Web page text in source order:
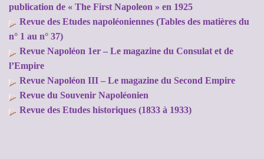
publication de « The First Napoleon » en 1925
Revue des Etudes napoléoniennes (Tables des matières du
n° 1 au n° 37)
Revue Napoléon 1er – Le magazine du Consulat et de
l’Empire
Revue Napoléon III – Le magazine du Second Empire
Revue du Souvenir Napoléonien
Revue des Etudes historiques (1833 à 1933)